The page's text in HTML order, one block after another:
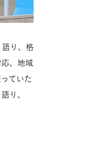
り、格
、地域
ていた
り、